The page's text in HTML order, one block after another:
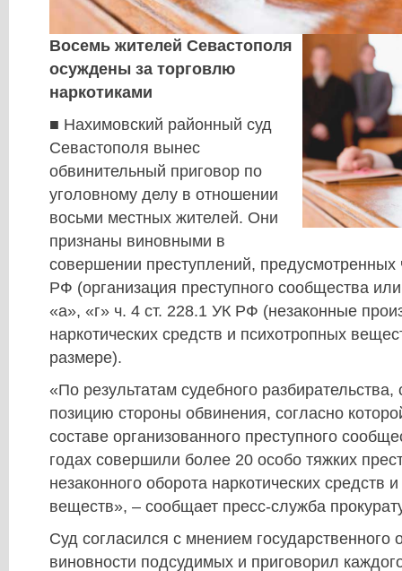
Восемь жителей Севастополя
осуждены за торговлю
наркотиками
■ Нахимовский районный суд
Севастополя вынес
обвинительный приговор по
уголовному делу в отношении
восьми местных жителей. Они
признаны виновными в
совершении преступлений, предусмотренных
РФ (организация преступного сообщества
«а», «г» ч. 4 ст. 228.1 УК РФ (незаконные
наркотических средств и психотропных
размере).
«По результатам судебного разбирательства,
позицию стороны обвинения, согласно
составе организованного преступного
годах совершили более 20 особо тяжких
незаконного оборота наркотических средств
веществ», – сообщает пресс-служба
Суд согласился с мнением государственного
виновности подсудимых и приговорил